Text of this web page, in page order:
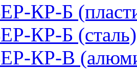
КР-Б
КР-Б (сталь)
КР-В